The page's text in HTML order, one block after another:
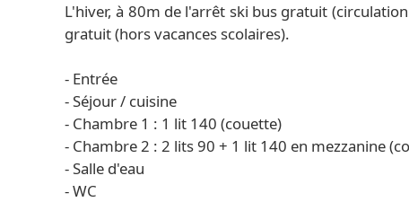
L'hiver, à 80m de l'arrêt ski bus gratuit
gratuit (hors vacances scolaires).
- Entrée
- Séjour / cuisine
- Chambre 1 : 1 lit 140 (couette)
- Chambre 2 : 2 lits 90 + 1 lit 140 en mezzanine
- Salle d'eau
- WC